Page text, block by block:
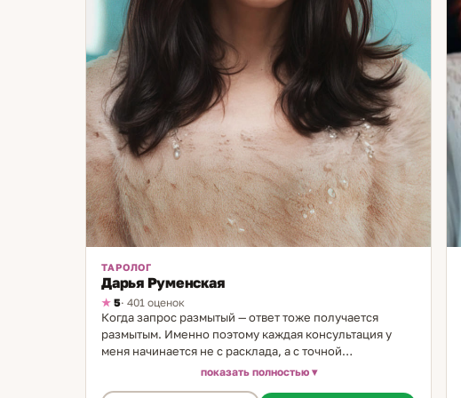
ТАРОЛОГ
Дарья Руменская
5· 401 оценок
Когда запрос размытый — ответ тоже получается
размытым. Именно поэтому каждая консультация у
меня начинается не с расклада, а с точной
формулировки вопроса. Я таролог, в практике 9 лет.
показать полностью